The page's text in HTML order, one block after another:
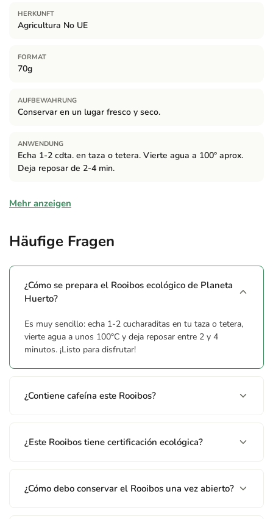
HERKUNFT
Agricultura No UE
FORMAT
70g
AUFBEWAHRUNG
Conservar en un lugar fresco y seco.
ANWENDUNG
Echa 1-2 cdta. en taza o tetera. Vierte agua a 100° aprox.
Deja reposar de 2-4 min.
Zutaten
Mehr anzeigen
Häufige Fragen
¿Cómo se prepara el Rooibos ecológico de Planeta
Huerto?
Es muy sencillo: echa 1-2 cucharaditas en tu taza o tetera,
vierte agua a unos 100°C y deja reposar entre 2 y 4
minutos. ¡Listo para disfrutar!
¿Contiene cafeína este Rooibos?
¿Este Rooibos tiene certificación ecológica?
¿Cómo debo conservar el Rooibos una vez abierto?